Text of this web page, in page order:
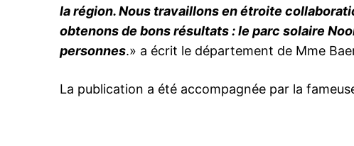
la région. Nous travaillons en étroite
obtenons de bons résultats : le parc solaire
personnes.» a écrit le département de Mme
La publication a été accompagnée par la